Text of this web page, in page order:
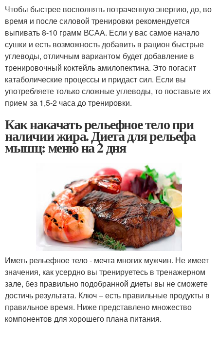
Чтобы быстрее восполнять потраченную энергию, до, во
время и после силовой тренировки рекомендуется
выпивать 8-10 грамм ВСАА. Если у вас самое начало
сушки и есть возможность добавить в рацион быстрые
углеводы, отличным вариантом будет добавление в
тренировочный коктейль амилопектина. Это погасит
катаболические процессы и придаст сил. Если вы
употребляете только сложные углеводы, то поставьте их
прием за 1,5-2 часа до тренировки.
Как накачать рельефное тело при
наличии жира. Диета для рельефа
мышц: меню на 2 дня
Иметь рельефное тело - мечта многих мужчин. Не имеет
значения, как усердно вы тренируетесь в тренажерном
зале, без правильно подобранной диеты вы не сможете
достичь результата. Ключ – есть правильные продукты в
правильное время. Ниже представлено множество
компонентов для хорошего плана питания.